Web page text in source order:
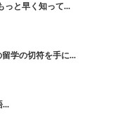
っと早く知って...
学の切符を手に...
...